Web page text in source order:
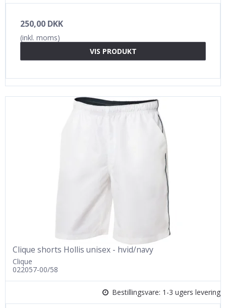
250,00 DKK
(inkl. moms)
VIS PRODUKT
Clique shorts Hollis unisex - hvid/navy
Clique
022057-00/58
Bestillingsvare: 1-3 ugers levering